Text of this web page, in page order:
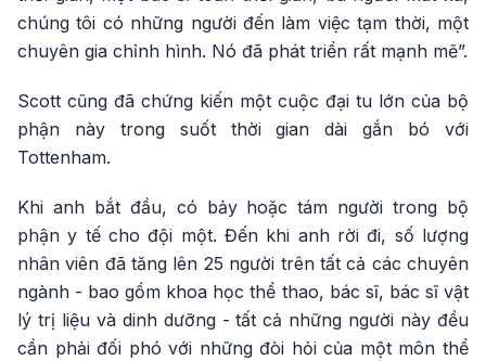
chúng tôi có những người đến làm việc tạm thời, một
chuyên gia chỉnh hình. Nó đã phát triển rất mạnh mẽ”.
Scott cũng đã chứng kiến một cuộc đại tu lớn của bộ
phận này trong suốt thời gian dài gắn bó với
Tottenham.
Khi anh bắt đầu, có bảy hoặc tám người trong bộ
phận y tế cho đội một. Đến khi anh rời đi, số lượng
nhân viên đã tăng lên 25 người trên tất cả các chuyên
ngành - bao gồm khoa học thể thao, bác sĩ, bác sĩ vật
lý trị liệu và dinh dưỡng - tất cả những người này đều
cần phải đối phó với những đòi hỏi của một môn thể